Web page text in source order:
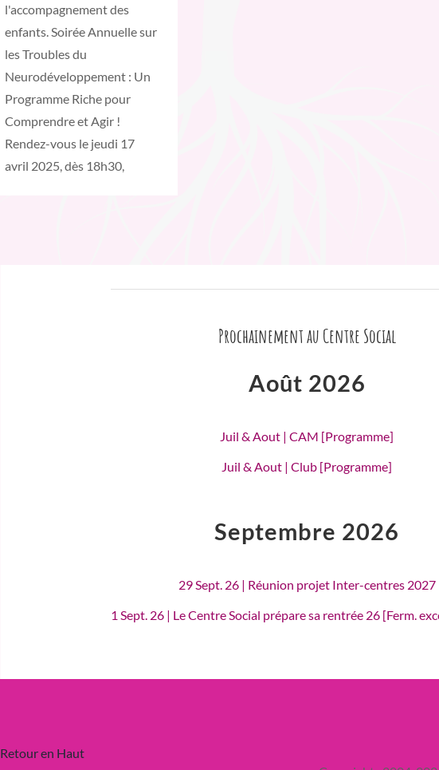
l'accompagnement des
enfants. Soirée Annuelle sur
les Troubles du
Neurodéveloppement : Un
Programme Riche pour
Comprendre et Agir !
Rendez-vous le jeudi 17
avril 2025, dès 18h30,
Prochainement au Centre Social
Août 2026
Juil & Aout | CAM [Programme]
Juil & Aout | Club [Programme]
Septembre 2026
29 Sept. 26 | Réunion projet Inter-centres 2027
1 Sept. 26 | Le Centre Social prépare sa rentrée 26 [Ferm.
Retour en Haut